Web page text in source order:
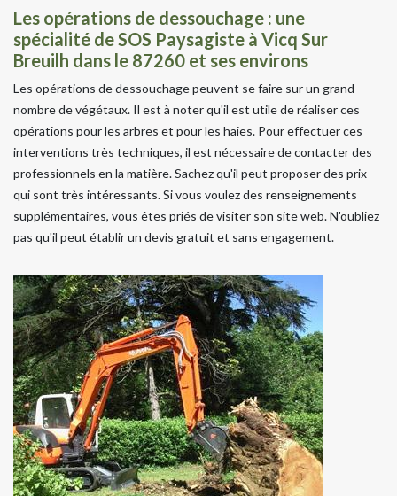
Les opérations de dessouchage : une
spécialité de SOS Paysagiste à Vicq Sur
Breuilh dans le 87260 et ses environs
Les opérations de dessouchage peuvent se faire sur un grand
nombre de végétaux. Il est à noter qu'il est utile de réaliser ces
opérations pour les arbres et pour les haies. Pour effectuer ces
interventions très techniques, il est nécessaire de contacter des
professionnels en la matière. Sachez qu'il peut proposer des prix
qui sont très intéressants. Si vous voulez des renseignements
supplémentaires, vous êtes priés de visiter son site web. N'oubliez
pas qu'il peut établir un devis gratuit et sans engagement.